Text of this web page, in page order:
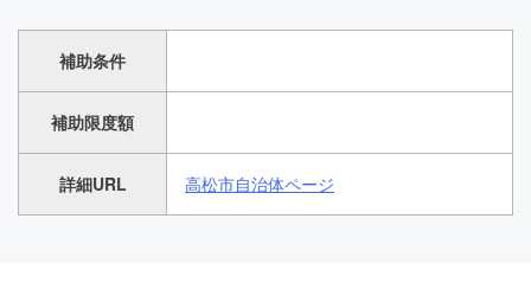
補助条件
補助限度額
詳細URL 高松市自治体ページ